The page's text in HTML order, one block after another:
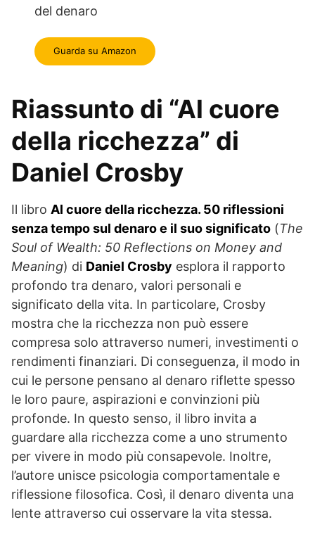
del denaro
Guarda su Amazon
Riassunto di “Al cuore
della ricchezza” di
Daniel Crosby
Il libro Al cuore della ricchezza. 50 riflessioni
senza tempo sul denaro e il suo significato (The
Soul of Wealth: 50 Reflections on Money and
Meaning) di Daniel Crosby esplora il rapporto
profondo tra denaro, valori personali e
significato della vita. In particolare, Crosby
mostra che la ricchezza non può essere
compresa solo attraverso numeri, investimenti o
rendimenti finanziari. Di conseguenza, il modo in
cui le persone pensano al denaro riflette spesso
le loro paure, aspirazioni e convinzioni più
profonde. In questo senso, il libro invita a
guardare alla ricchezza come a uno strumento
per vivere in modo più consapevole. Inoltre,
l’autore unisce psicologia comportamentale e
riflessione filosofica. Così, il denaro diventa una
lente attraverso cui osservare la vita stessa.